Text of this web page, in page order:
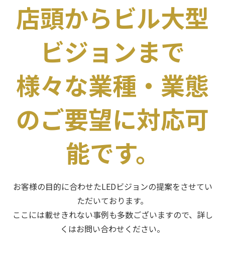
店頭からビル大型
ビジョンまで
様々な業種・業態
のご要望に対応可
能です。
お客様の目的に合わせたLEDビジョンの提案をさせてい
ただいております。
ここには載せきれない事例も多数ございますので、詳し
くはお問い合わせください。